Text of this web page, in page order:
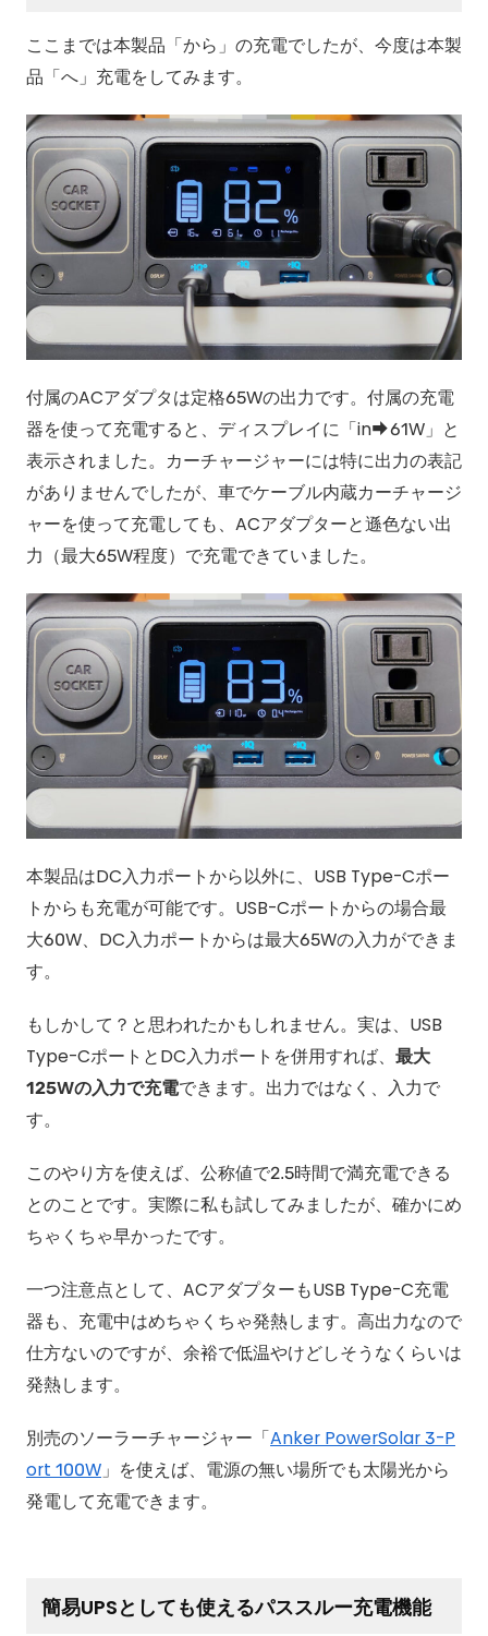
ここまでは本製品「から」の充電でしたが、今度は本製
品「へ」充電をしてみます。
付属のACアダプタは定格65Wの出力です。付属の充電
器を使って充電すると、ディスプレイに「in
61W」と
表示されました。カーチャージャーには特に出力の表記
がありませんでしたが、車でケーブル内蔵カーチャージ
ャーを使って充電しても、ACアダプターと遜色ない出
力（最大65W程度）で充電できていました。
本製品はDC入力ポートから以外に、USB Type-Cポー
トからも充電が可能です。USB-Cポートからの場合最
大60W、DC入力ポートからは最大65Wの入力ができま
す。
もしかして？と思われたかもしれません。実は、USB
Type-CポートとDC入力ポートを併用すれば、 最大
125Wの入力で充電できます。出力ではなく、入力で
す。
このやり方を使えば、公称値で2.5時間で満充電できる
とのことです。実際に私も試してみましたが、確かにめ
ちゃくちゃ早かったです。
一つ注意点として、ACアダプターもUSB Type-C充電
器も、充電中はめちゃくちゃ発熱します。高出力なので
仕方ないのですが、余裕で低温やけどしそうなくらいは
発熱します。
別売のソーラーチャージャー「Anker PowerSolar 3-P
ort 100W 」を使えば、電源の無い場所でも太陽光から
発電して充電できます。
簡易UPSとしても使えるパススルー充電機能